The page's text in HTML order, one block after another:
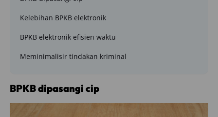
Kelebihan BPKB elektronik
BPKB elektronik efisien waktu
Meminimalisir tindakan kriminal
BPKB dipasangi cip